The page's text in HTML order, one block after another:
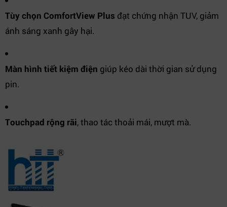
Tùy chọn ComfortView Plus đạt chứng nhận TUV, giảm
ánh sáng xanh gây hại.
Màn hình tiết kiệm điện giúp kéo dài thời gian sử dụng
pin.
Touchpad rộng rãi, thao tác thoải mái, mượt mà.